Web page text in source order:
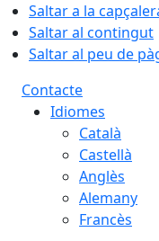
Saltar a la
Saltar al contingut
Saltar al peu de
Contacte
Idiomes
Català
Castellà
Anglès
Alemany
Francès